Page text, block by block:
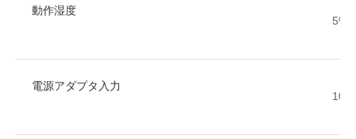
動作湿度
5%
電源アダプタ入力
100